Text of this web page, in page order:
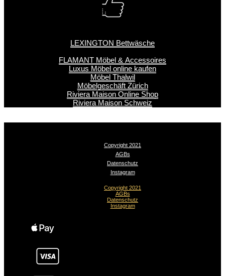
LEXINGTON Bettwäsche
FLAMANT Möbel & Accessoires
Luxus Möbel online kaufen
Möbel Thalwil
Möbelgeschäft Zürich
Riviera Maison Online Shop
Riviera Maison Schweiz
Copyright 2021
AGBs
Datenschutz
Instagram
Copyright 2021
AGBs
Datenschutz
Instagram